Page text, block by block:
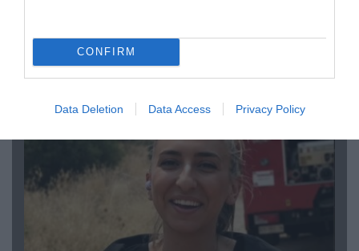
CONFIRM
Data Deletion Data Access Privacy Policy
04.08.2026 | 15:02
Αυτή την ώρα το τελευταίο «αντίο» στον πρώην